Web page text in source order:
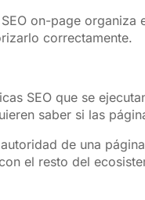
on-page
correctamente.
SEO que se
saber si las
de una
el resto del